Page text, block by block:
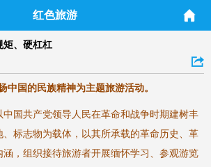
红色旅游
、硬杠杠
中国的民族精神为主题旅游活动。
中国共产党领导人民在革命和战争时期建树丰
标志物为载体，以其所承载的革命历史、革
，组织接待旅游者开展缅怀学习、参观游览